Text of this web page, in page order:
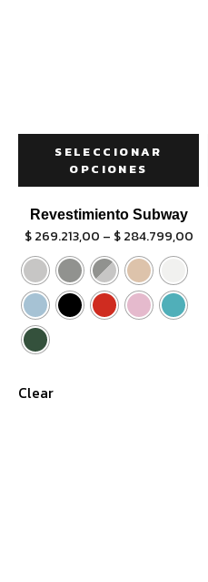
SELECCIONAR
OPCIONES
Revestimiento Subway
$269.213,00 – $284.799,00
Clear